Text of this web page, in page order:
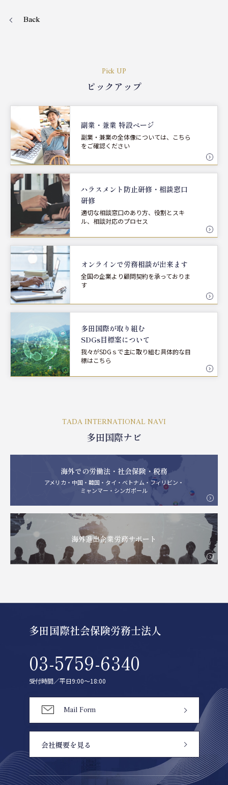
Back
Pick UP
ピックアップ
副業・兼業 特設ページ
副業・兼業の全体像については、こちら
をご確認ください
ハラスメント防止研修・ 相談窓口
研修
適切な相談窓口のあり方、役割とスキ
ル、相談対応のプロセス
オンラインで労務相談が出来ます
全国の企業より顧問契約を承っておりま
す
多田国際が取り組む
SDGs目標案について
我々がSDGｓで主に取り組む具体的な目
標はこちら
TADA INTERNATIONAL NAVI
多田国際ナビ
海外での労働法・社会保険・税務
アメリカ・中国・韓国・タイ・ベトナム・フィリビン・
ミャンマー・シンガポール
海外進出企業労務サポート
多田国際社会保険労務士法人
03-5759-6340
受付時間／平日9:00〜18:00
Mail Form
会社概要を見る